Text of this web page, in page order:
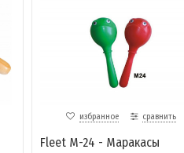
избранное сравнить
Fleet M-24 - Маракасы